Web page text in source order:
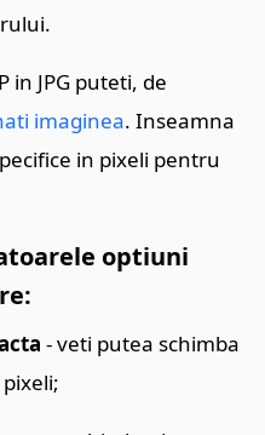
in JPG puteti, de
imaginea. Inseamna
in pixeli pentru
optiuni
- veti putea schimba